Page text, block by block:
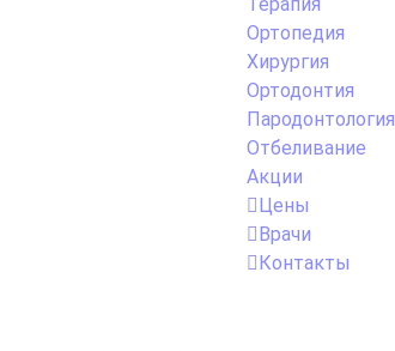
Ортопедия
Хирургия
Ортодонтия
Пародонтология
Отбеливание
Акции
Цены
Врачи
Контакты